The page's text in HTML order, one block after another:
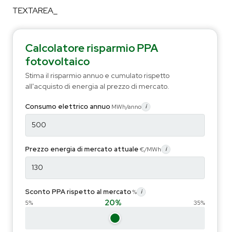
TEXTAREA_
Calcolatore risparmio PPA
fotovoltaico
Stima il risparmio annuo e cumulato rispetto
all'acquisto di energia al prezzo di mercato.
Consumo elettrico annuo MWh/anno i
Prezzo energia di mercato attuale€/MWh i
Sconto PPA rispetto al mercato% i
5% 20% 35%